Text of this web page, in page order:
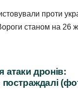
проти
станом на 26
атаки дронів:
постраждалі